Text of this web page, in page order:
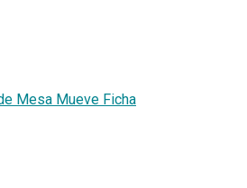
Mesa Mueve Ficha